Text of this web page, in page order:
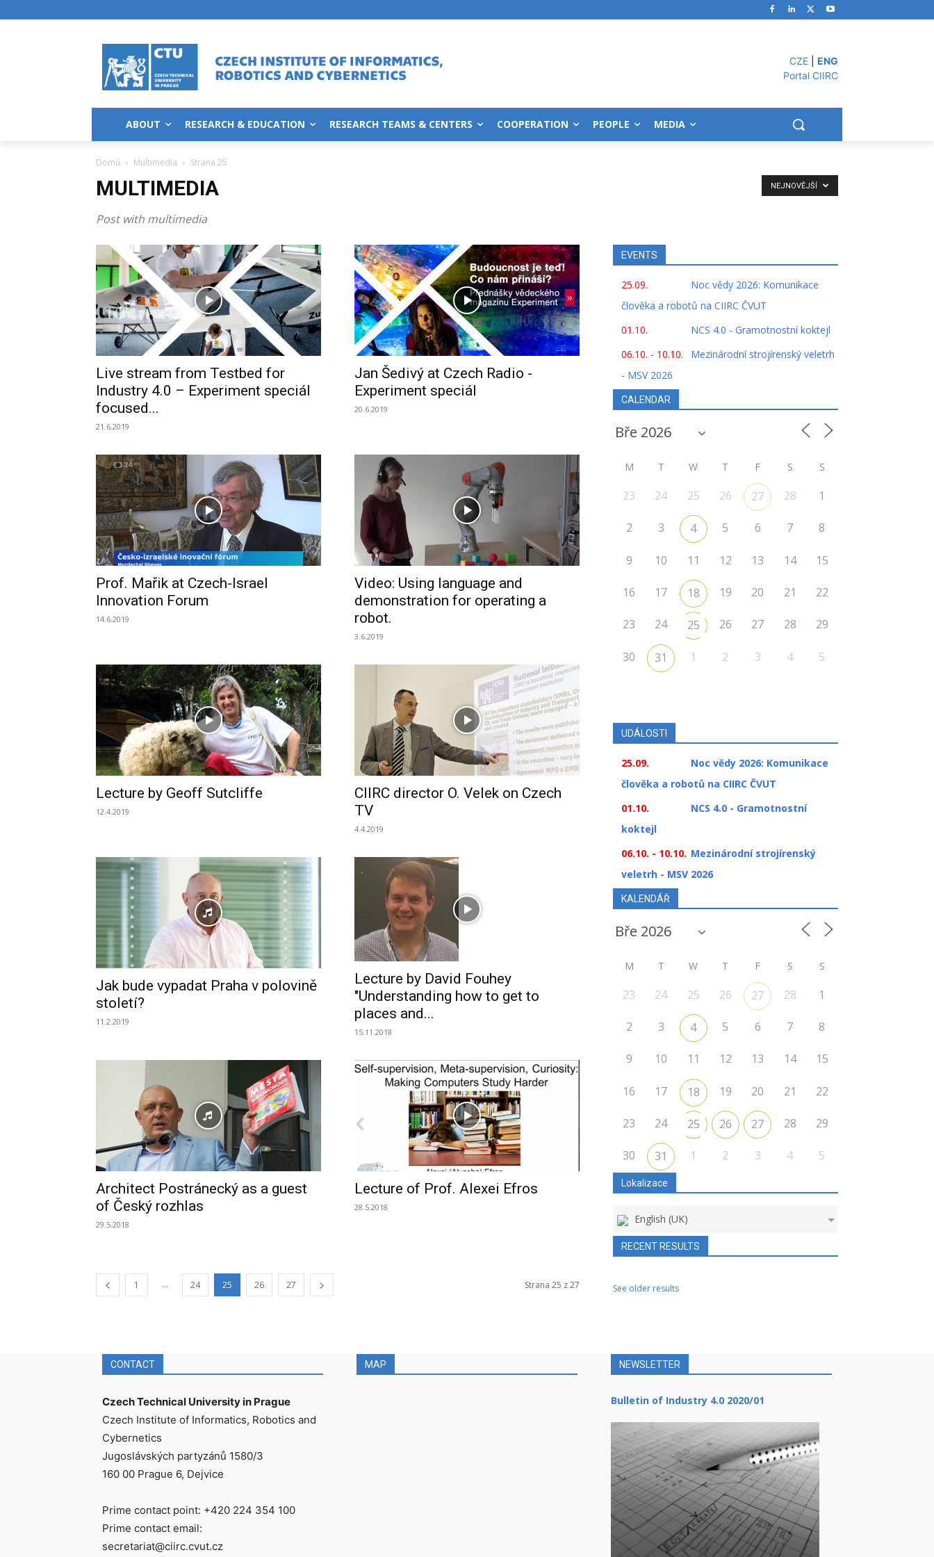
CZE
ENG
Portal CIIRC
ABOUT RESEARCH & EDUCATION RESEARCH TEAMS & CENTERS COOPERATION PEOPLE MEDIA
Domů Multimedia Strana 25
MULTIMEDIA
Post with multimedia
NEJNOVĚJŠÍ
Live stream from Testbed for
Industry 4.0 – Experiment speciál
focused...
21.6.2019
Jan Šedivý at Czech Radio -
Experiment speciál
20.6.2019
Prof. Mařik at Czech-Israel
Innovation Forum
14.6.2019
Video: Using language and
demonstration for operating a
robot.
3.6.2019
Lecture by Geoff Sutcliffe
12.4.2019
CIIRC director O. Velek on Czech
TV
4.4.2019
Jak bude vypadat Praha v polovině
století?
11.2.2019
Lecture by David Fouhey
"Understanding how to get to
places and...
15.11.2018
Architect Postránecký as a guest
of Český rozhlas
29.5.2018
Lecture of Prof. Alexei Efros
28.5.2018
1 ... 24 25 26 27 Strana 25 z 27
EVENTS
25.09.
Noc vědy 2026: Komunikace
člověka a robotů na CIIRC ČVUT
01.10.
NCS 4.0 - Gramotnostní koktejl
06.10. - 10.10.
Mezinárodní strojírenský veletrh
- MSV 2026
CALENDAR
M T W T F S S
23 24 25 26 27 28 1
2 3 4 5 6 7 8
9 10 11 12 13 14 15
16 17 18 19 20 21 22
23 24 25 26 27 28 29
30 31 1 2 3 4 5
UDÁLOSTI
25.09.
Noc vědy 2026: Komunikace
člověka a robotů na CIIRC ČVUT
01.10.
NCS 4.0 - Gramotnostní
koktejl
06.10. - 10.10. Mezinárodní strojírenský
veletrh - MSV 2026
KALENDÁŘ
M T W T F S S
23 24 25 26 27 28 1
2 3 4 5 6 7 8
9 10 11 12 13 14 15
16 17 18 19 20 21 22
23 24 25 26 27 28 29
30 31 1 2 3 4 5
Lokalizace
English (UK)
RECENT RESULTS
See older results
CONTACT
Czech Technical University in Prague
Czech Institute of Informatics, Robotics and
Cybernetics
Jugoslávských partyzánů 1580/3
160 00 Prague 6, Dejvice
Prime contact point: +420 224 354 100
Prime contact email:
secretariat@ciirc.cvut.cz
MAP NEWSLETTER
Bulletin of Industry 4.0 2020/01